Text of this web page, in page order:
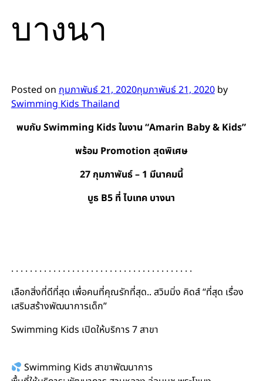
บางนา
Posted onกุมภาพันธ์ 21, 2020กุมภาพันธ์ 21, 2020by
Swimming Kids Thailand
พบกับ Swimming Kids ในงาน “Amarin Baby & Kids”
พร้อม Promotion สุดพิเศษ
27 กุมภาพันธ์ – 1 มีนาคมนี้
บูธ B5 ที่ ไบเทค บางนา
. . . . . . . . . . . . . . . . . . . . . . . . . . . . . . . . . . . . . . .
เลือกสิ่งที่ดีที่สุด เพื่อคนที่คุณรักที่สุด.. สวิมมิ่ง คิดส์ “ที่สุด เรื่อง
เสริมสร้างพัฒนาการเด็ก”
Swimming Kids เปิดให้บริการ 7 สาขา
Swimming Kids สาขาพัฒนาการ